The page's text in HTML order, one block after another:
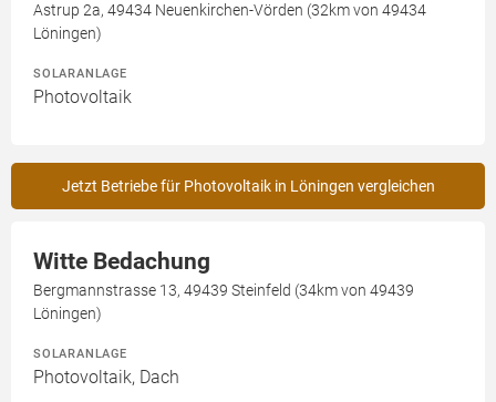
Astrup 2a, 49434 Neuenkirchen-Vörden (32km von 49434
Löningen)
SOLARANLAGE
Photovoltaik
Jetzt Betriebe für Photovoltaik in Löningen vergleichen
Witte Bedachung
Bergmannstrasse 13, 49439 Steinfeld (34km von 49439
Löningen)
SOLARANLAGE
Photovoltaik, Dach